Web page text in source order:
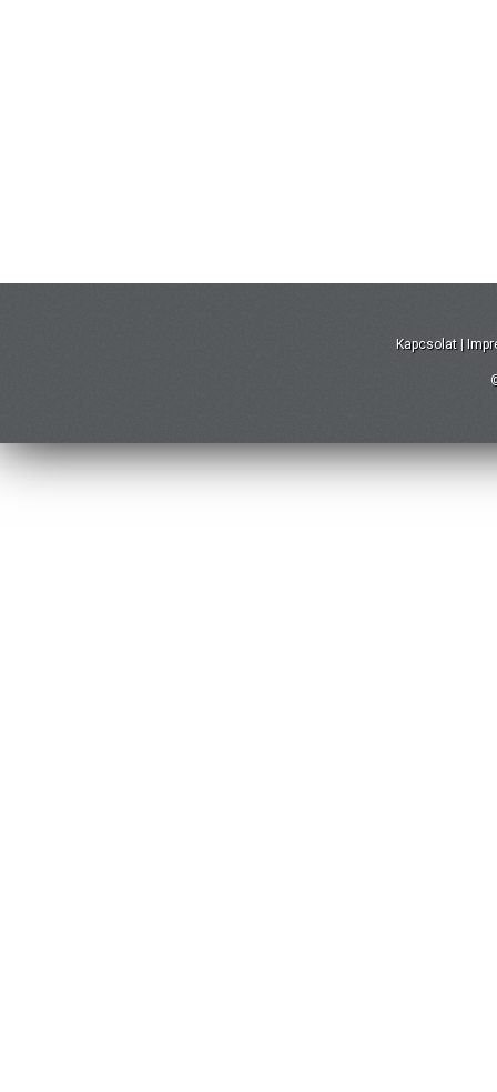
Kapcsolat |